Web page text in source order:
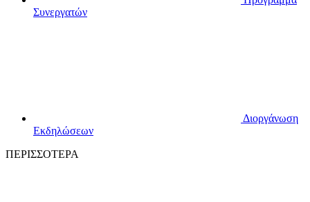
Συνεργατών
Διοργάνωση
Εκδηλώσεων
ΠΕΡΙΣΣΟΤΕΡΑ